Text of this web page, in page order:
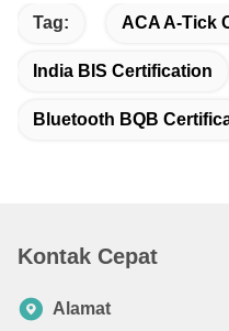
Tag: ACA A-Tick
India BIS Certification
Bluetooth BQB
Kontak Cepat
Alamat